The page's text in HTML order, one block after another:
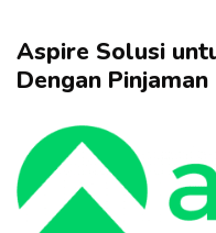
Aspire Solusi
Dengan